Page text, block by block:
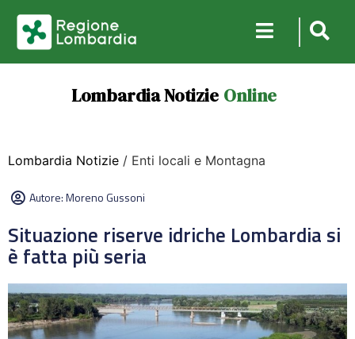
Lombardia Notizie Online
Lombardia Notizie / Enti locali e Montagna
Autore:Moreno Gussoni
Situazione riserve idriche Lombardia si
è fatta più seria